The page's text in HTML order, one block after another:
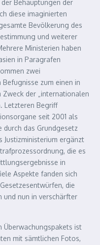
Behauptungen der
diese imaginierten
Bevölkerung des
und weiterer
Ministerien haben
in Paragrafen
zwei
zum einen in
Zweck der „internationalen
Letzteren Begriff
seit 2001 als
das Grundgesetz
Justizministerium ergänzt
die es
in
Aspekte fanden sich
die
und nun in verschärfter
Überwachungspakets ist
mit sämtlichen Fotos,